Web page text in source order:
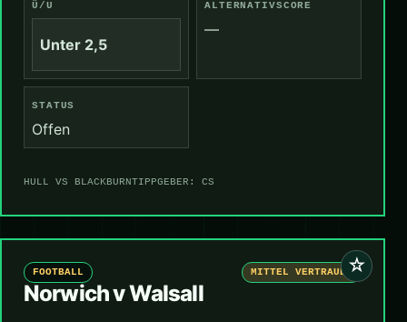
Ü/U
Unter 2,5
ALTERNATIVSCORE
—
STATUS
Offen
HULL VS BLACKBURNTIPPGEBER: CS
☆
FOOTBALL MITTEL VERTRAUEN
Norwich v Walsall